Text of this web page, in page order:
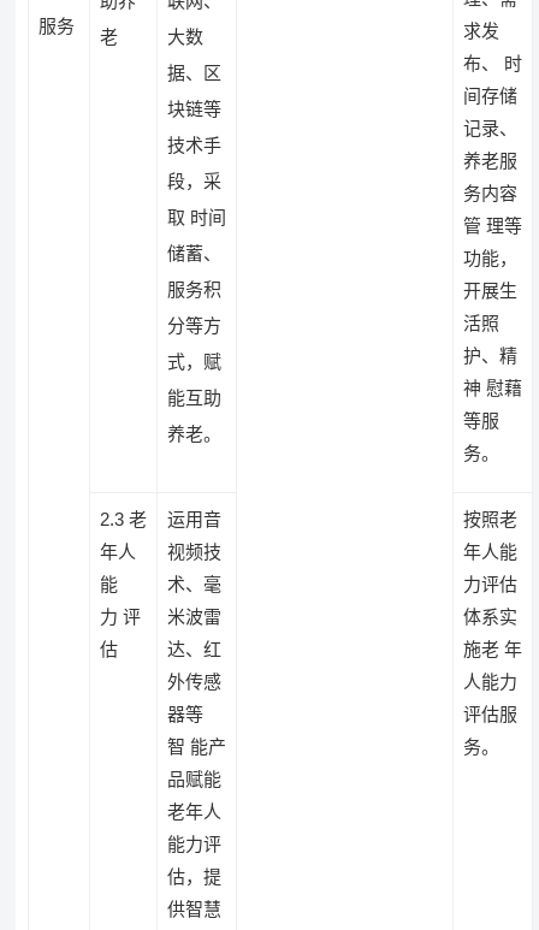
服务
老
大数
据、区
块链等
技术手
段，采
取 时间
储蓄、
服务积
分等方
式，赋
能互助
养老。
求发
布、 时
间存储
记录、
养老服
务内容
管 理等
功能，
开展生
活照
护、精
神 慰藉
等服
务。
2.3 老
年人
能
力 评
估
运用音
视频技
术、毫
米波雷
达、红
外传感
器等
智 能产
品赋能
老年人
能力评
估，提
供智慧
按照老
年人能
力评估
体系实
施老 年
人能力
评估服
务。